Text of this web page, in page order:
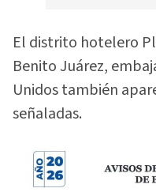
El distrito hotelero
Benito Juárez,
Unidos también
señaladas.